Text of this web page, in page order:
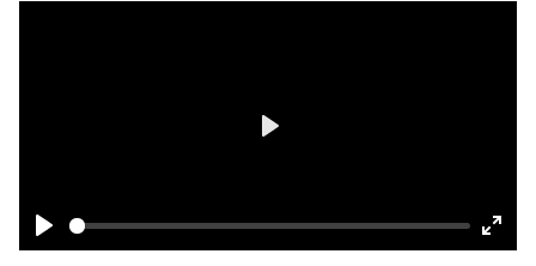
Play
Enter